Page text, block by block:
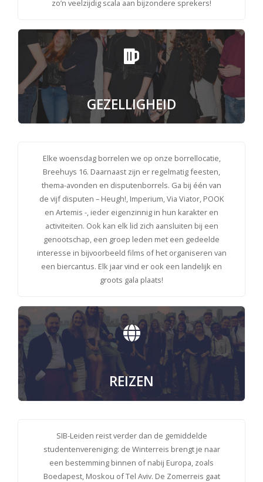
zo’n veelzijdig scala aan bijzondere sprekers!
GEZELLIGHEID
Elke woensdag borrelen we op onze borrellocatie,
Breehuys 16. Daarnaast zijn er regelmatig feesten,
thema-avonden en disputenborrels. Ga bij één van
de vijf disputen – Heugh!, Imperium, Via Viator, POOK
en Artemis -, ieder eigenzinnig in hun karakter en
activiteiten. Ook kan elk lid zich aansluiten bij een
genootschap, een groep leden met een gedeelde
interesse in bijvoorbeeld films of het organiseren van
een biercantus. Elk jaar vind er ook een landelijk en
groots gala plaats!
REIZEN
SIB-Leiden reist verder dan de gemiddelde
studentenvereniging: de Winterreis brengt je naar
een bestemming binnen of nabij Europa, zoals
Boedapest, Moskou of Tel Aviv. De Zomerreis gaat